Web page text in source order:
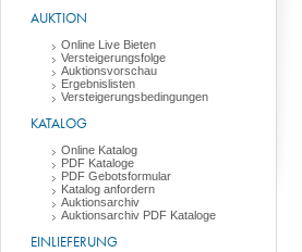
AUKTION
Online Live Bieten
Versteigerungsfolge
Auktionsvorschau
Ergebnislisten
Versteigerungsbedingungen
KATALOG
Online Katalog
PDF Kataloge
PDF Gebotsformular
Katalog anfordern
Auktionsarchiv
Auktionsarchiv PDF Kataloge
EINLIEFERUNG